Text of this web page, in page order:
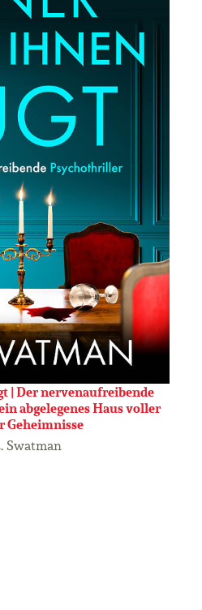
| Der nervenaufreibende
abgelegenes Haus voller
Geheimnisse
Swatman